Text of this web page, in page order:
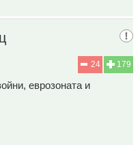
179
24
еврозоната и